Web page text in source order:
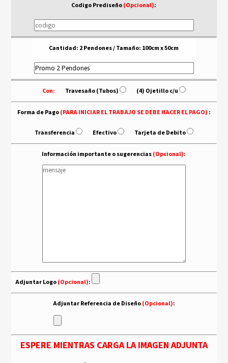
Codigo Prediseño(Opcional):
Cantidad: 2 Pendones / Tamaño: 100cm x 50cm
Con: Travesaño (Tubos) (4) Ojetillo c/u
Forma de Pago(PARA INICIAR EL TRABAJO SE DEBE HACER EL PAGO) :
Transferencia Efectivo Tarjeta de Debito
Información importante o sugerencias(Opcional):
Adjuntar Logo(Opcional):
Adjuntar Referencia de Diseño(Opcional):
ESPERE MIENTRAS CARGA LA IMAGEN ADJUNTA